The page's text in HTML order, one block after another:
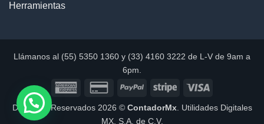
Herramientas
Llámanos al (55) 5350 1360 y (33) 4160 3222 de L-V de 9am a
6pm.
Derechos Reservados 2026 © ContadorMx. Utilidades Digitales
MX, S.A. de C.V.